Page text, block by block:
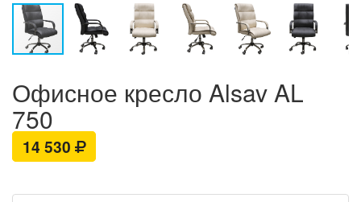
Офисное кресло Alsav AL
750
14 530